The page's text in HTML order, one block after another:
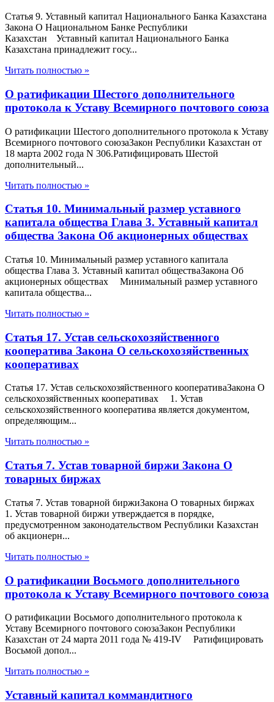
Статья 9. Уставный капитал Национального Банка Казахстана
Закона О Национальном Банке Республики
Казахстан Уставный капитал Национального Банка
Казахстана принадлежит госу...
Читать полностью »
О ратификации Шестого дополнительного
протокола к Уставу Всемирного почтового союза
О ратификации Шестого дополнительного протокола к Уставу
Всемирного почтового союзаЗакон Республики Казахстан от
18 марта 2002 года N 306.Ратифицировать Шестой
дополнительный...
Читать полностью »
Статья 10. Минимальный размер уставного
капитала общества Глава 3. Уставный капитал
общества Закона Об акционерных обществах
Статья 10. Минимальный размер уставного капитала
общества Глава 3. Уставный капитал обществаЗакона Об
акционерных обществах Минимальный размер уставного
капитала общества...
Читать полностью »
Статья 17. Устав сельскохозяйственного
кооператива Закона О сельскохозяйственных
кооперативах
Статья 17. Устав сельскохозяйственного кооперативаЗакона О
сельскохозяйственных кооперативах 1. Устав
сельскохозяйственного кооператива является документом,
определяющим...
Читать полностью »
Статья 7. Устав товарной биржи Закона О
товарных биржах
Статья 7. Устав товарной биржиЗакона О товарных биржах
1. Устав товарной биржи утверждается в порядке,
предусмотренном законодательством Республики Казахстан
об акционерн...
Читать полностью »
О ратификации Восьмого дополнительного
протокола к Уставу Всемирного почтового союза
О ратификации Восьмого дополнительного протокола к
Уставу Всемирного почтового союзаЗакон Республики
Казахстан от 24 марта 2011 года № 419-IV Ратифицировать
Восьмой допол...
Читать полностью »
Уставный капитал коммандитного